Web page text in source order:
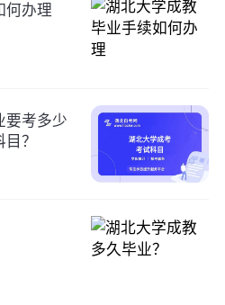
何办理
要考多少
？